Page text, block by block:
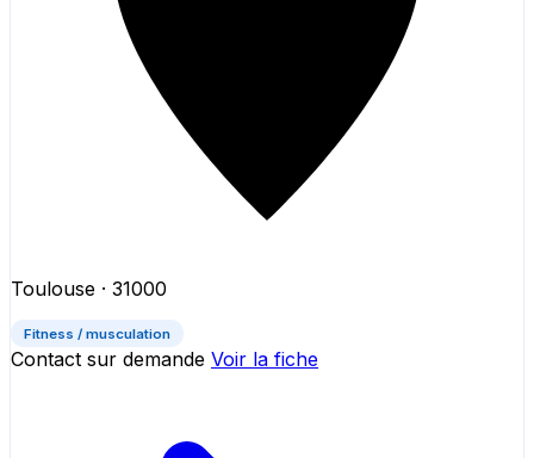
Toulouse · 31000
Fitness / musculation
Contact sur demande Voir la fiche